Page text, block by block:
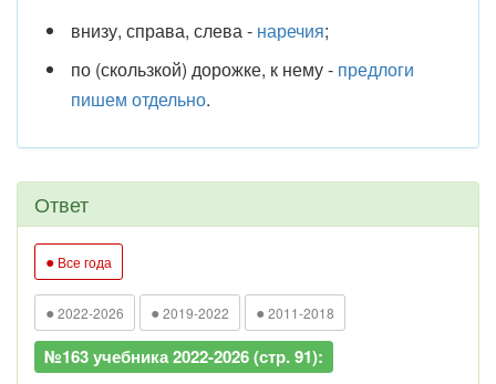
внизу, справа, слева - наречия;
по (скользкой) дорожке, к нему - предлоги
пишем отдельно.
Ответ
● Все года
● 2022-2026 ● 2019-2022 ● 2011-2018
№163 учебника 2022-2026 (стр. 91):